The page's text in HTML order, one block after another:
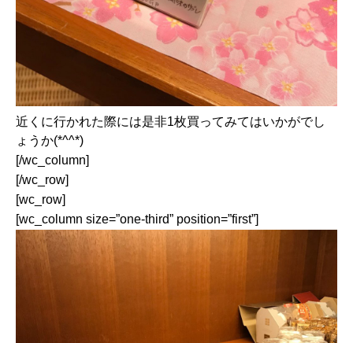
近くに行かれた際には是非1枚買ってみてはいかがでし
ょうか(*^^*)
[/wc_column]
[/wc_row]
[wc_row]
[wc_column size=”one-third” position=”first”]